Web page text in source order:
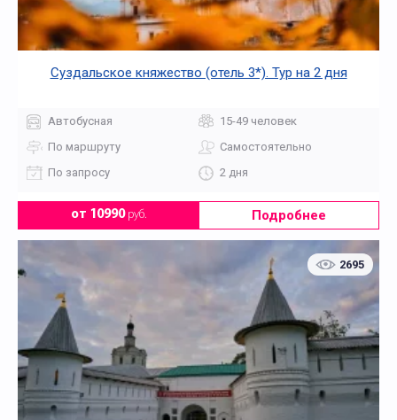
Суздальское княжество (отель 3*). Тур на 2 дня
Автобусная
15-49 человек
По маршруту
Самостоятельно
По запросу
2 дня
от 10990руб. Подробнее
2695